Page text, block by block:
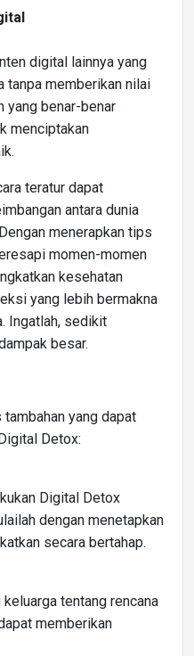
digital lainnya yang
tanpa memberikan nilai
yang benar-benar
menciptakan
teratur dapat
antara dunia
menerapkan tips
momen-momen
kesehatan
yang lebih bermakna
Ingatlah, sedikit
besar.
yang dapat
Detox:
Digital Detox
dengan menetapkan
secara bertahap.
tentang rencana
memberikan